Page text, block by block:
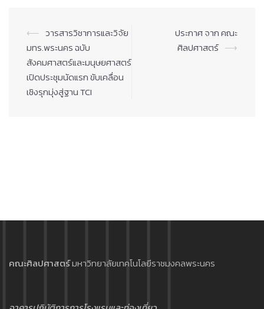
Post
navigation
⟵ วารสารวิชาการและวิจัย
มทร.พระนคร ฉบับ
สังคมศาสตร์และมนุษยศาสตร์
เปิดประชุมนัดแรก ขับเคลื่อน
เชิงรุกมุ่งสู่ฐาน TCI
ประกาศ จาก คณะ
ศิลปศาสตร์ ⟶
คณะศิลปศาสตร์มหาวิทยาลัยเทคโนโลยีราชมงคลพระนคร